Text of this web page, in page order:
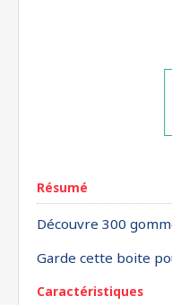
Résumé
Découvre 300
Garde cette boite
Caractéristiques